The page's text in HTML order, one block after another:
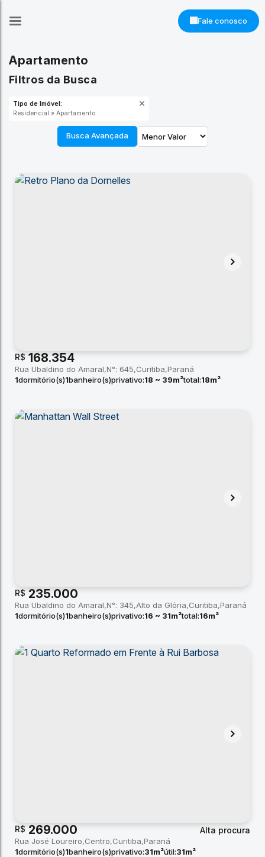
Fale conosco
Apartamento
Tipo de Imóvel:
Residencial » Apartamento
Busca Avançada
R$ 168.354
Rua Ubaldino do Amaral N°: 645 Curitiba Paraná
1dormitório(s)1banheiro(s)privativo:18 ~ 39m²total:18m²
R$ 235.000
Rua Ubaldino do Amaral N°: 345 Alto da Glória Curitiba Paraná
1dormitório(s)1banheiro(s)privativo:16 ~ 31m²total:16m²
R$ 269.000
Rua José Loureiro Centro Curitiba Paraná
1dormitório(s)1banheiro(s)privativo:31m²útil:31m²
Alta procura